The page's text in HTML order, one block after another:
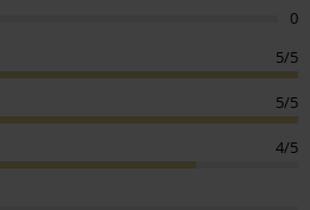
0
5/5
5/5
4/5